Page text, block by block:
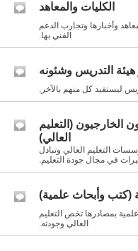
الكليات والمعاهد
وأخبارها وتجارب الدعم
الفني بها.
التدريس وشئونه
ليستفيد كل منهم بالآخر.
الخارجيون (التعليم
العالي)
التعليم العالي وتبادل
في مجال جودة التعليم.
(كتب وأبحاث علمية)
بمصادرها تخص التعليم
العالي وجودته.